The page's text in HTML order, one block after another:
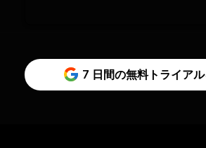
7 日間の無料トライア